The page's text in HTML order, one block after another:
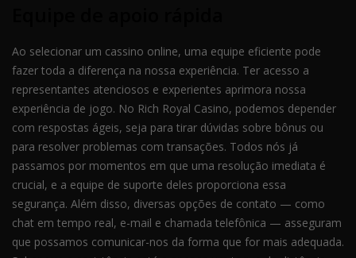
Ao selecionar um cassino online, uma equipe eficiente pode
fazer toda a diferença na nossa experiência. Ter acesso a
representantes atenciosos e experientes aprimora nossa
experiência de jogo. No Rich Royal Casino, podemos depender
com respostas ágeis, seja para tirar dúvidas sobre bônus ou
para resolver problemas com transações. Todos nós já
passamos por momentos em que uma resolução imediata é
crucial, e a equipe de suporte deles proporciona essa
segurança. Além disso, diversas opções de contato — como
chat em tempo real, e-mail e chamada telefônica — asseguram
que possamos comunicar-nos da forma que for mais adequada.